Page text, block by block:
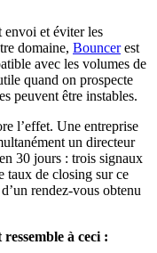
envoi et éviter les
domaine, Bouncerest
avec les volumes de
quand on prospecte
peuvent être instables.
l’effet. Une entreprise
un directeur
30 jours : trois signaux
taux de closing sur ce
rendez-vous obtenu
à ceci :